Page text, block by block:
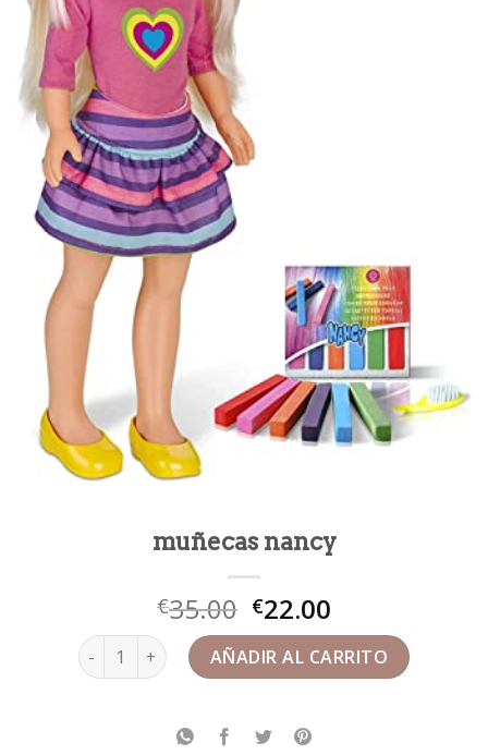
muñecas nancy
€35.00 €22.00
muñecas nancy cantidadAÑADIR AL CARRITO